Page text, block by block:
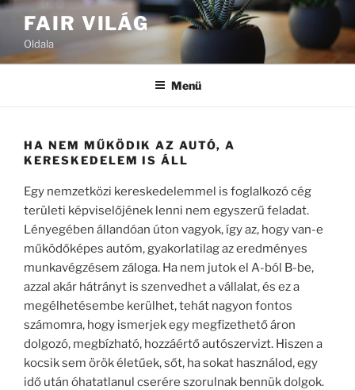
Tartalomhoz
FAIR VILÁG
Oldala
Menü
HA NEM MŰKÖDIK AZ AUTÓ, A
KERESKEDELEM IS ÁLL
Egy nemzetközi kereskedelemmel is foglalkozó cég
területi képviselőjének lenni nem egyszerű feladat.
Lényegében állandóan úton vagyok, így az, hogy van-e
működőképes autóm, gyakorlatilag az eredményes
munkavégzésem záloga. Ha nem jutok el A-ból B-be,
azzal akár hátrányt is szenvedhet a vállalat, és ez a
megélhetésembe kerülhet, tehát nagyon fontos
számomra, hogy ismerjek egy megfizethető áron
dolgozó, megbízható, hozzáértő autószervizt. Hiszen a
kocsik sem örök életűek, sőt, ha sokat használod, egy
idő után óhatatlanul cserére szorulnak bennük dolgok.